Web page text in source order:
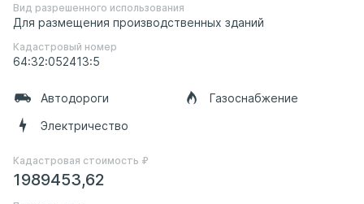
Вид разрешенного использования
Для размещения производственных зданий
Кадастровый номер
64:32:052413:5
Автодороги
Газоснабжение
Электричество
Кадастровая стоимость ₽
1989453,62